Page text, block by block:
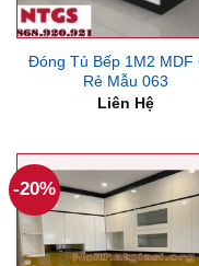
Đóng Tủ Bếp 1M2 MDF
Rẻ Mẫu 063
Liên Hệ
-20%